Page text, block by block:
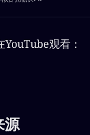
观看：
源